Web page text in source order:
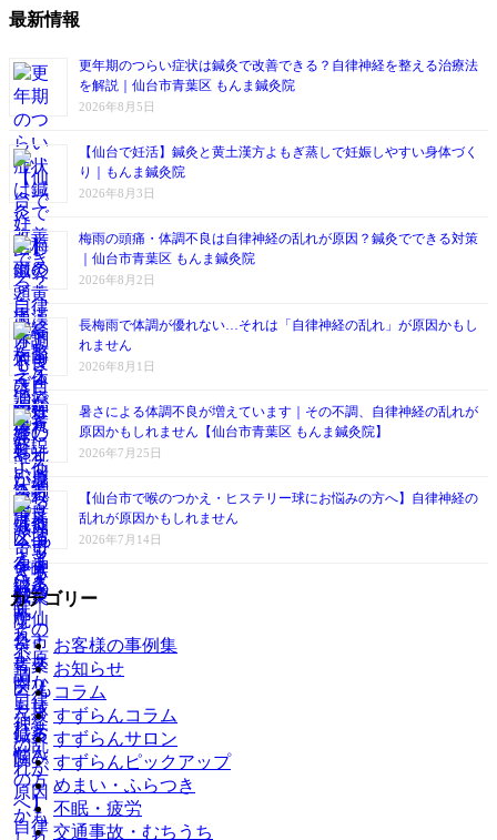
最新情報
更年期のつらい症状は鍼灸で改善できる？自律神経を整える治療法
を解説｜仙台市青葉区 もんま鍼灸院
2026年8月5日
【仙台で妊活】鍼灸と黄土漢方よもぎ蒸しで妊娠しやすい身体づく
り｜もんま鍼灸院
2026年8月3日
梅雨の頭痛・体調不良は自律神経の乱れが原因？鍼灸でできる対策
｜仙台市青葉区 もんま鍼灸院
2026年8月2日
長梅雨で体調が優れない…それは「自律神経の乱れ」が原因かもし
れません
2026年8月1日
暑さによる体調不良が増えています｜その不調、自律神経の乱れが
原因かもしれません【仙台市青葉区 もんま鍼灸院】
2026年7月25日
【仙台市で喉のつかえ・ヒステリー球にお悩みの方へ】自律神経の
乱れが原因かもしれません
2026年7月14日
カテゴリー
お客様の事例集
お知らせ
コラム
すずらんコラム
すずらんサロン
すずらんピックアップ
めまい・ふらつき
不眠・疲労
交通事故・むちうち